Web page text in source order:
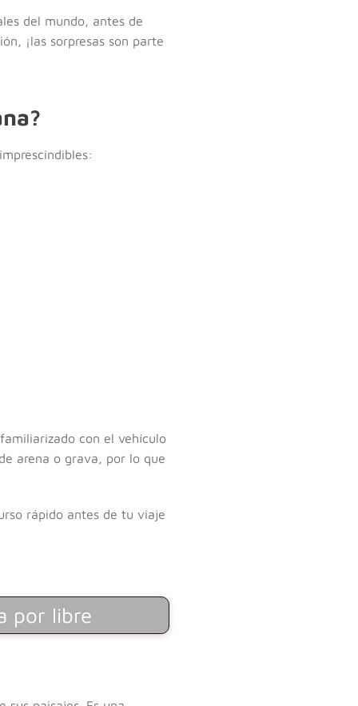
del mundo, antes de
¡las sorpresas son parte
con el vehículo
arena o grava, por lo que
rápido antes de tu viaje
por libre